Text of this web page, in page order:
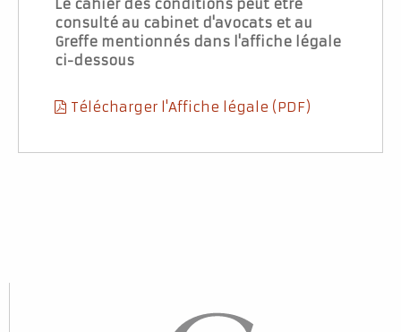
Le cahier des conditions peut être
consulté au cabinet d'avocats et au
Greffe mentionnés dans l'affiche légale
ci-dessous
Télécharger l'Affiche légale (PDF)